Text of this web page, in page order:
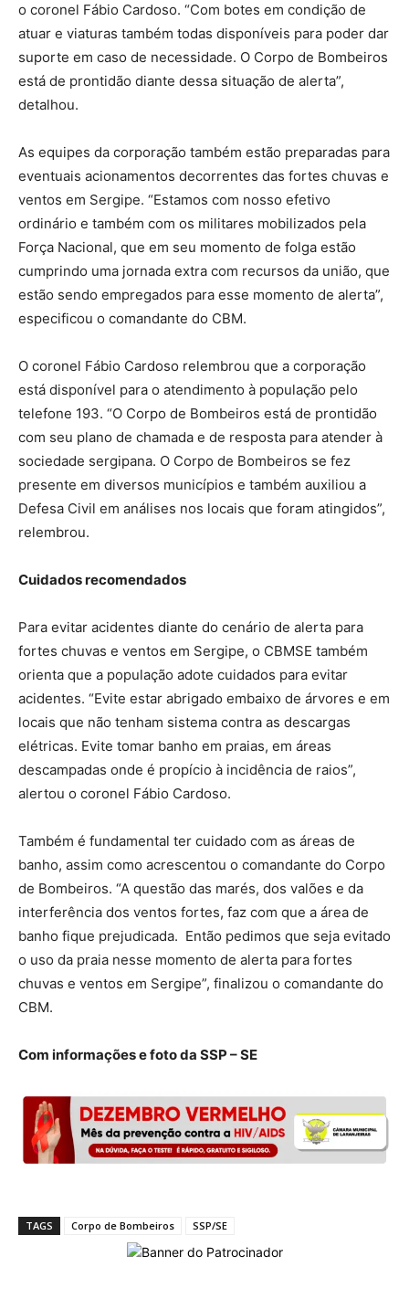
o coronel Fábio Cardoso. “Com botes em condição de
atuar e viaturas também todas disponíveis para poder dar
suporte em caso de necessidade. O Corpo de Bombeiros
está de prontidão diante dessa situação de alerta”,
detalhou.
As equipes da corporação também estão preparadas para
eventuais acionamentos decorrentes das fortes chuvas e
ventos em Sergipe. “Estamos com nosso efetivo
ordinário e também com os militares mobilizados pela
Força Nacional, que em seu momento de folga estão
cumprindo uma jornada extra com recursos da união, que
estão sendo empregados para esse momento de alerta”,
especificou o comandante do CBM.
O coronel Fábio Cardoso relembrou que a corporação
está disponível para o atendimento à população pelo
telefone 193. “O Corpo de Bombeiros está de prontidão
com seu plano de chamada e de resposta para atender à
sociedade sergipana. O Corpo de Bombeiros se fez
presente em diversos municípios e também auxiliou a
Defesa Civil em análises nos locais que foram atingidos”,
relembrou.
Cuidados recomendados
Para evitar acidentes diante do cenário de alerta para
fortes chuvas e ventos em Sergipe, o CBMSE também
orienta que a população adote cuidados para evitar
acidentes. “Evite estar abrigado embaixo de árvores e em
locais que não tenham sistema contra as descargas
elétricas. Evite tomar banho em praias, em áreas
descampadas onde é propício à incidência de raios”,
alertou o coronel Fábio Cardoso.
Também é fundamental ter cuidado com as áreas de
banho, assim como acrescentou o comandante do Corpo
de Bombeiros. “A questão das marés, dos valões e da
interferência dos ventos fortes, faz com que a área de
banho fique prejudicada. Então pedimos que seja evitado
o uso da praia nesse momento de alerta para fortes
chuvas e ventos em Sergipe”, finalizou o comandante do
CBM.
Com informações e foto da SSP – SE
TAGS Corpo de Bombeiros SSP/SE